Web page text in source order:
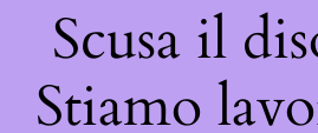
Scusa il
Stiamo